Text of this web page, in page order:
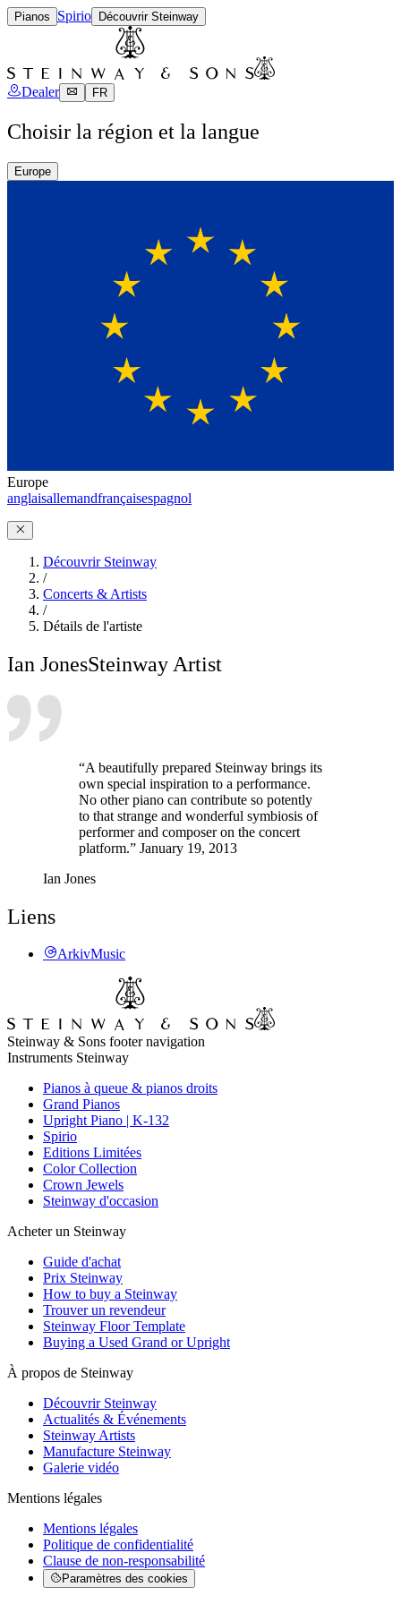
Pianos Spirio Découvrir Steinway
Dealer FR
Choisir la région et la langue
Europe
Europe
anglaisallemandfrançaisespagnol
Découvrir Steinway
/
Concerts & Artists
/
Détails de l'artiste
Ian JonesSteinway Artist
“A beautifully prepared Steinway brings its
own special inspiration to a performance.
No other piano can contribute so potently
to that strange and wonderful symbiosis of
performer and composer on the concert
platform.” January 19, 2013
Ian Jones
Liens
ArkivMusic
Steinway & Sons footer navigation
Instruments Steinway
Pianos à queue & pianos droits
Grand Pianos
Upright Piano | K-132
Spirio
Editions Limitées
Color Collection
Crown Jewels
Steinway d'occasion
Acheter un Steinway
Guide d'achat
Prix Steinway
How to buy a Steinway
Trouver un revendeur
Steinway Floor Template
Buying a Used Grand or Upright
À propos de Steinway
Découvrir Steinway
Actualités & Événements
Steinway Artists
Manufacture Steinway
Galerie vidéo
Mentions légales
Mentions légales
Politique de confidentialité
Clause de non-responsabilité
Paramètres des cookies